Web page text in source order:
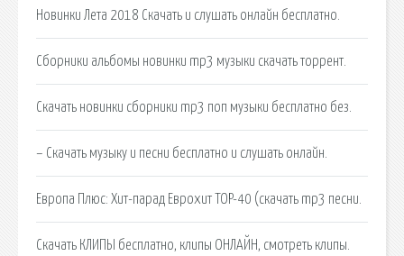
Новинки Лета 2018 Скачать и слушать онлайн бесплатно.
Сборники альбомы новинки mp3 музыки скачать торрент.
Скачать новинки сборники mp3 поп музыки бесплатно без.
– Скачать музыку и песни бесплатно и слушать онлайн.
Европа Плюс: Хит-парад Еврохит TOP-40 (скачать mp3 песни.
Скачать КЛИПЫ бесплатно, клипы ОНЛАЙН, смотреть клипы.